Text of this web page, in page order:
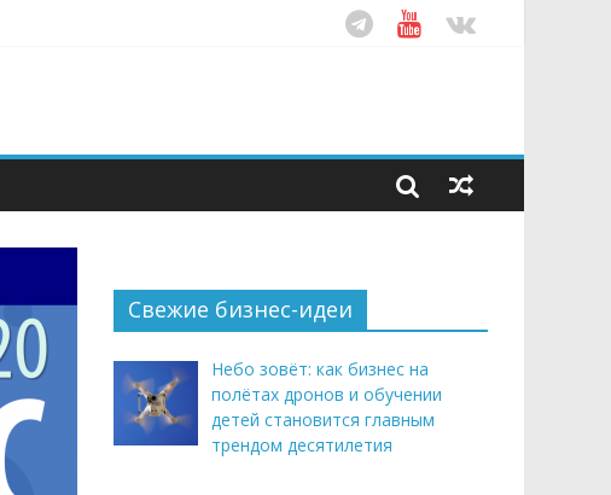
Свежие бизнес-идеи
Небо зовёт: как бизнес на
полётах дронов и обучении
детей становится главным
трендом десятилетия